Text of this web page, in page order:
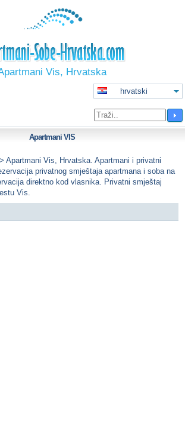
Vis, Hrvatska
hrvatski
Apartmani VIS
Apartmani Vis, Hrvatska. Apartmani i privatni
privatnog smještaja apartmana i soba na
direktno kod vlasnika. Privatni smještaj
Vis.